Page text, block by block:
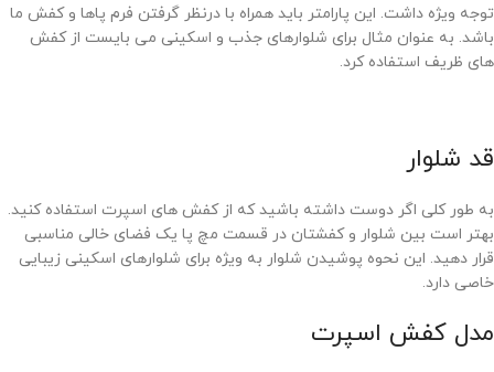
توجه ویژه داشت. این پارامتر باید همراه با درنظر گرفتن فرم پاها و کفش ما
باشد. به عنوان مثال برای شلوارهای جذب و اسکینی می بایست از کفش
های ظریف استفاده کرد.
قد شلوار
به طور کلی اگر دوست داشته باشید که از کفش های اسپرت استفاده کنید.
بهتر است بین شلوار و کفشتان در قسمت مچ پا یک فضای خالی مناسبی
قرار دهید. این نحوه پوشیدن شلوار به ویژه برای شلوارهای اسکینی زیبایی
خاصی دارد.
مدل کفش اسپرت